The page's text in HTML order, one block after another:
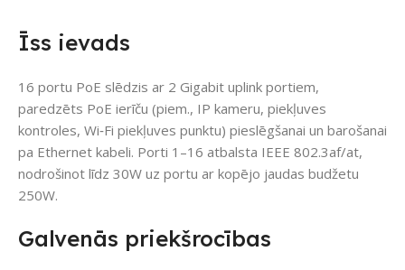
Īss ievads
16 portu PoE slēdzis ar 2 Gigabit uplink portiem,
paredzēts PoE ierīču (piem., IP kameru, piekļuves
kontroles, Wi‑Fi piekļuves punktu) pieslēgšanai un barošanai
pa Ethernet kabeli. Porti 1–16 atbalsta IEEE 802.3af/at,
nodrošinot līdz 30W uz portu ar kopējo jaudas budžetu
250W.
Galvenās priekšrocības